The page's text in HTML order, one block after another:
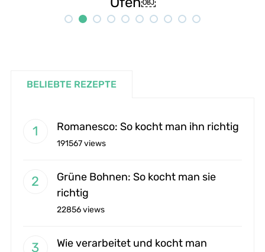
BELIEBTE REZEPTE
Romanesco: So kocht man ihn richtig
191567 views
Grüne Bohnen: So kocht man sie
richtig
22856 views
Wie verarbeitet und kocht man